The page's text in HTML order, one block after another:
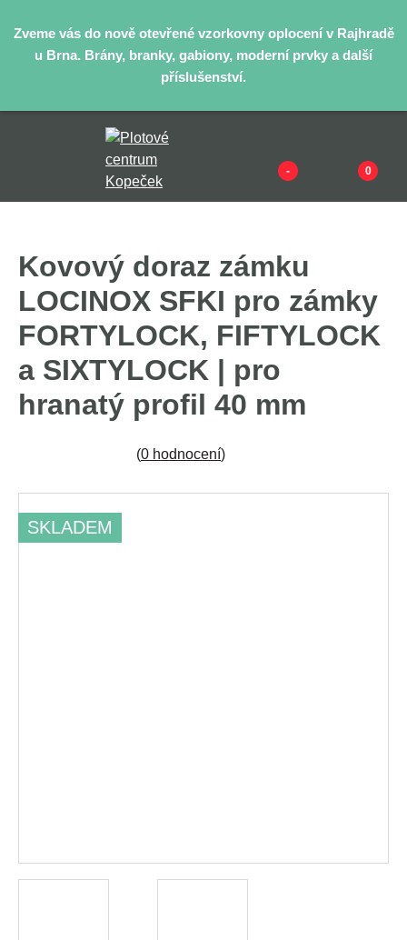
Zveme vás do nově otevřené vzorkovny oplocení v Rajhradě
u Brna. Brány, branky, gabiony, moderní prvky a další
příslušenství.
- 0
Kovový doraz zámku
LOCINOX SFKI pro zámky
FORTYLOCK, FIFTYLOCK
a SIXTYLOCK | pro
hranatý profil 40 mm
(0 hodnocení)
SKLADEM